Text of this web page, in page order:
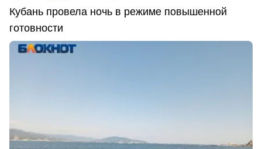
Кубань провела ночь в режиме повышенной
готовности